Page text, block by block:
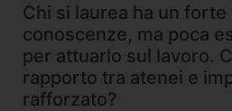
Chi si laurea ha un
conoscenze, ma poca
per attuarlo sul lavoro.
rapporto tra atenei e
rafforzato?